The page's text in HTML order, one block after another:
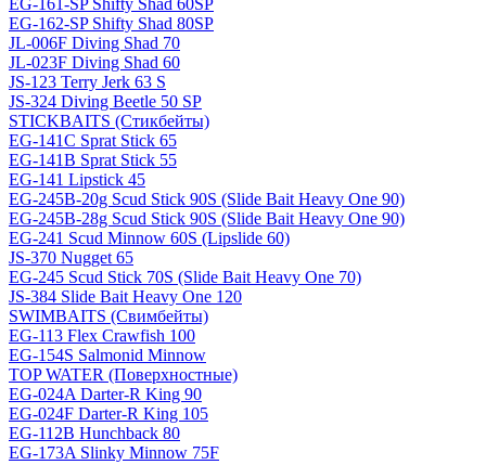
EG-161-SP Shifty Shad 60SP
EG-162-SP Shifty Shad 80SP
JL-006F Diving Shad 70
JL-023F Diving Shad 60
JS-123 Terry Jerk 63 S
JS-324 Diving Beetle 50 SP
STICKBAITS (Стикбейты)
EG-141C Sprat Stick 65
EG-141B Sprat Stick 55
EG-141 Lipstick 45
EG-245B-20g Scud Stick 90S (Slide Bait Heavy One 90)
EG-245B-28g Scud Stick 90S (Slide Bait Heavy One 90)
EG-241 Scud Minnow 60S (Lipslide 60)
JS-370 Nugget 65
EG-245 Scud Stick 70S (Slide Bait Heavy One 70)
JS-384 Slide Bait Heavy One 120
SWIMBAITS (Свимбейты)
EG-113 Flex Crawfish 100
EG-154S Salmonid Minnow
TOP WATER (Поверхностные)
EG-024A Darter-R King 90
EG-024F Darter-R King 105
EG-112B Hunchback 80
EG-173A Slinky Minnow 75F